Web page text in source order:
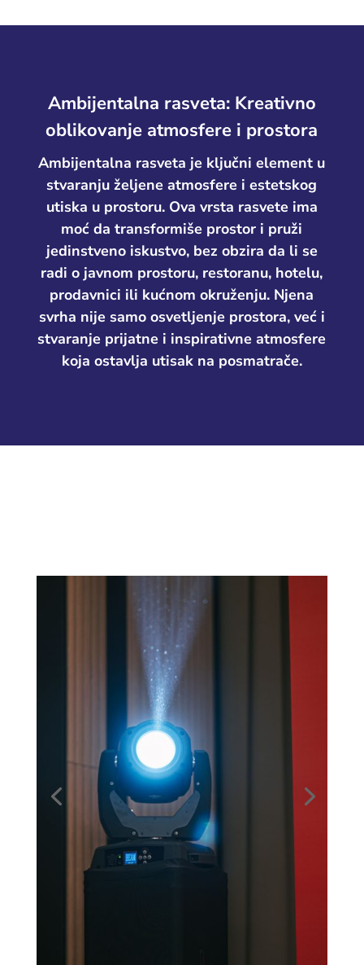
Ambijentalna rasveta: Kreativno
oblikovanje atmosfere i prostora
Ambijentalna rasveta je ključni element u
stvaranju željene atmosfere i estetskog
utiska u prostoru. Ova vrsta rasvete ima
moć da transformiše prostor i pruži
jedinstveno iskustvo, bez obzira da li se
radi o javnom prostoru, restoranu, hotelu,
prodavnici ili kućnom okruženju. Njena
svrha nije samo osvetljenje prostora, već i
stvaranje prijatne i inspirativne atmosfere
koja ostavlja utisak na posmatrače.